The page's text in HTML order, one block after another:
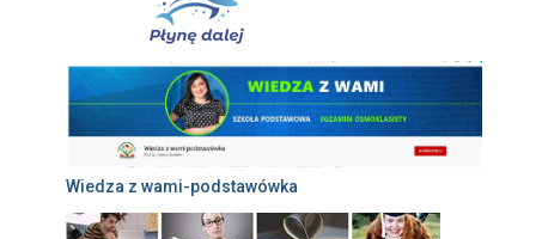
Wiedza z wami-podstawówka